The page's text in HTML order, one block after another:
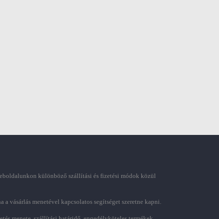
különböző szállítási és fizetési módok közül
a vásárlás menetével kapcsolatos segítséget szeretne kapni.